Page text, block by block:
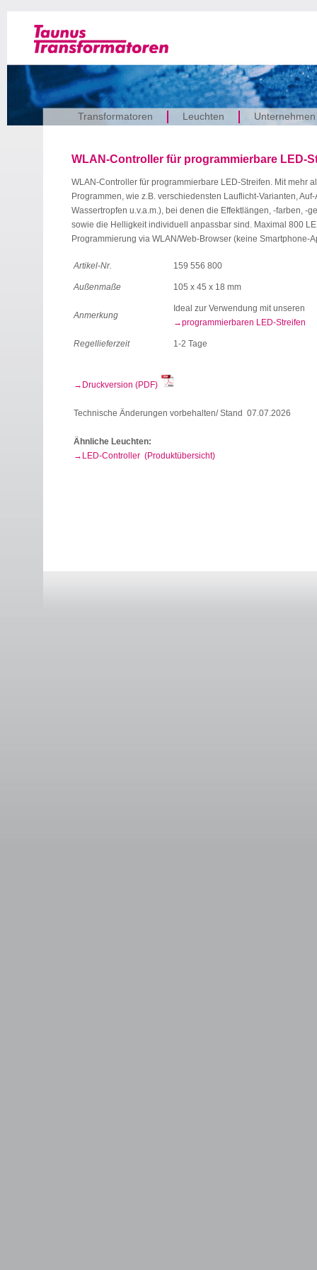
Transformatoren Leuchten Unternehmen
WLAN-Controller für programmierbare LED-
WLAN-Controller für programmierbare LED-Streifen. Mit mehr
Programmen, wie z.B. verschiedensten Lauflicht-Varianten,
Wassertropfen u.v.a.m.), bei denen die Effektlängen, -farben, -
sowie die Helligkeit individuell anpassbar sind. Maximal 800
Programmierung via WLAN/Web-Browser (keine Smartphone-
Artikel-Nr. 159 556 800
Außenmaße 105 x 45 x 18 mm
Anmerkung
Ideal zur Verwendung mit unseren
programmierbaren LED-Streifen
Regellieferzeit 1-2 Tage
Druckversion (PDF)
Technische Änderungen vorbehalten/ Stand 07.07.2026
Ähnliche Leuchten:
LED-Controller (Produktübersicht)